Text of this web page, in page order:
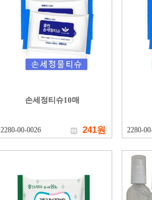
손세정티슈10매
2280-00-0026 241원 2280-